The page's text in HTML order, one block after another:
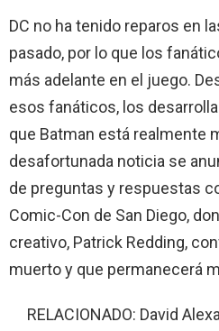
DC no ha tenido reparos en
pasado, por lo que los
más adelante en el juego.
esos fanáticos, los
que Batman está realmente
desafortunada noticia se
de preguntas y respuestas
Comic-Con de San Diego,
creativo, Patrick Redding,
muerto y que permanecerá
RELACIONADO: David